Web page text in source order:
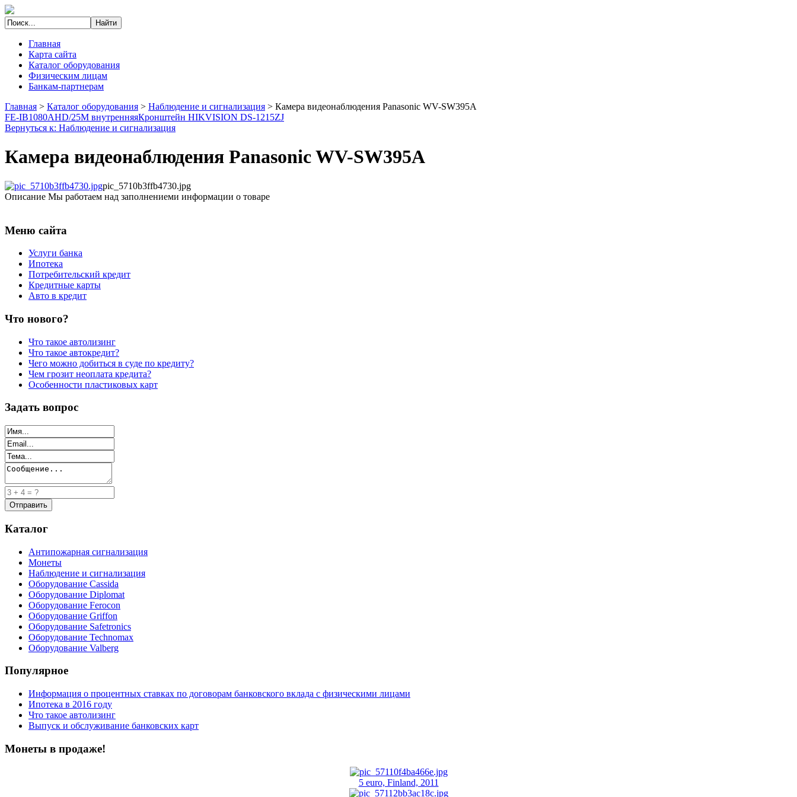
Главная
Карта сайта
Каталог оборудования
Физическим лицам
Банкам-партнерам
Главная > Каталог оборудования > Наблюдение и сигнализация > Камера видеонаблюдения Panasonic WV-SW395A
FE-IB1080AHD/25M внутренняяКронштейн HIKVISION DS-1215ZJ
Вернуться к: Наблюдение и сигнализация
Камера видеонаблюдения Panasonic WV-SW395A
pic_5710b3ffb4730.jpg
Описание Мы работаем над заполнениеми информации о товаре
Меню сайта
Услуги банка
Ипотека
Потребительский кредит
Кредитные карты
Авто в кредит
Что нового?
Что такое автолизинг
Что такое автокредит?
Чего можно добиться в суде по кредиту?
Чем грозит неоплата кредита?
Особенности пластиковых карт
Задать вопрос
Каталог
Антипожарная сигнализация
Монеты
Наблюдение и сигнализация
Оборудование Cassida
Оборудование Diplomat
Оборудование Ferocon
Оборудование Griffon
Оборудование Safetronics
Оборудование Technomax
Оборудование Valberg
Популярное
Информация о процентных ставках по договорам банковского вклада с физическими лицами
Ипотека в 2016 году
Что такое автолизинг
Выпуск и обслуживание банковских карт
Монеты в продаже!
5 euro, Finland, 2011